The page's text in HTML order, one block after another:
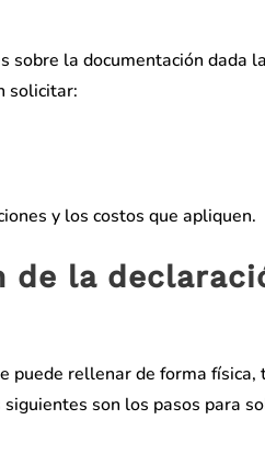
la documentación dada
solicitar:
y los costos que apliquen.
de la
puede rellenar de forma física,
son los pasos para